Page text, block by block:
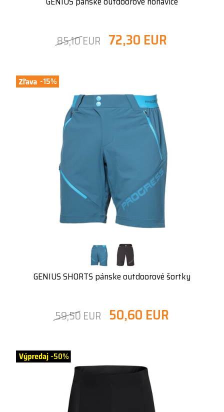
85,10 EUR 72,30 EUR
-15%
GENIUS SHORTS pánske outdoorové šortky
59,50 EUR 50,60 EUR
-50%